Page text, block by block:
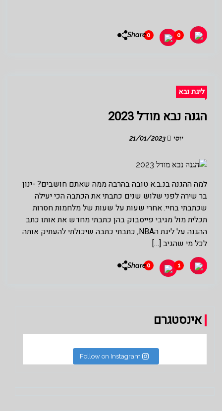
0
0
Share
ליגת נבא
הגנה נבא מודל 2023
יוסי
למה ההגנה בנ.ב.א טובה בהרבה ממה שאתם חושבים? -ינון
בר שירה לפני שלוש שנים כתבתי את הכתבה הכי יעילה
שכתבתי בחיי. אחרי שעות על שעות של מלחמות חסרות
תכלית מול מגיבי פייסבוק בהן כתבתי מחדש את אותו כתב
ההגנה על ליגת הNBA, כתבתי כתבה שיכולתי להעתיק אותה
לכל מי שהגיב […]
1
0
Share
אינסטגרם
Follow on Instagram